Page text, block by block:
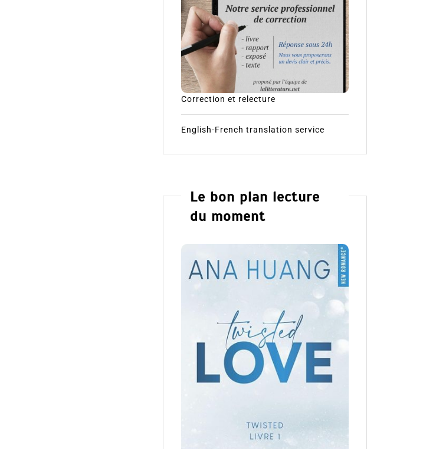
Correction et relecture
English-French translation service
Le bon plan lecture
du moment